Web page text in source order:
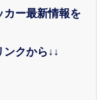
カー最新情報を
クから↓↓